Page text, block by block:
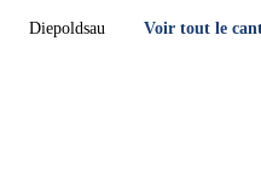
Diepoldsau Voir tout le